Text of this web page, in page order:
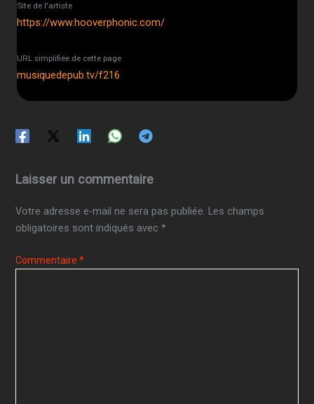
Site de l'artiste
https://www.hooverphonic.com/
URL simplifiée de cette page
musiquedepub.tv/f216
Laisser un commentaire
Votre adresse e-mail ne sera pas publiée. Les champs
obligatoires sont indiqués avec*
Commentaire*